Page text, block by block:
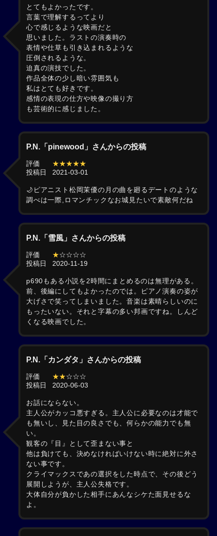
とてもよかったです。
言葉で理解するってより
心で感じるような映画だと
思いました。ラストの演奏時の
表情や仕草も引き込まれるような
圧倒されるような。
迫真の演技でした。
作品全体の少し暗い雰囲気も
私はとても好きです。
感情の表現の仕方や映像の撮り方
も芸術的に感じました。
P.N.「pinewood」さんからの投稿
評価
★★★★★
投稿日
2021-03-01
🌙ピアニスト松岡茉優の月の曲を廻るデートのような
調べは一際,ロマンチックなお城見たいで素敵何だね
P.N.「雪風」さんからの投稿
評価 ★☆☆☆☆
投稿日
2020-11-19
p690もある小説を2時間にまとめるのは無理がある。
前、後編にしてもよかったのでは。ピアノ演奏の姿が
大げさで笑ってしまいました。音楽は素晴らしいのに
もったいない。それと字幕の多い邦画ですね。しんど
くなる映画でした。
P.N.「カンダタ」さんからの投稿
評価 ★★☆☆☆
投稿日
2020-06-03
お話にならない。
主人公がカッコ悪すぎる。主人公に必要なのは才能で
も無いし、見た目の良さでも、何らかの能力でも無
い。
観客の『目』として歪まない事と
他は負けても、決めなければいけない時に絶対に外さ
ない事です。
クライマックスであの選択をした時点で、その後どう
展開しようが、主人公失格です。
大体自分が負かした相手にあんなシケた面見せるな
よ。